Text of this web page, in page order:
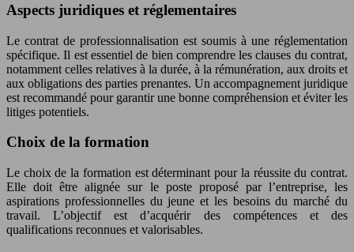
Aspects juridiques et réglementaires
Le contrat de professionnalisation est soumis à une réglementation
spécifique. Il est essentiel de bien comprendre les clauses du contrat,
notamment celles relatives à la durée, à la rémunération, aux droits et
aux obligations des parties prenantes. Un accompagnement juridique
est recommandé pour garantir une bonne compréhension et éviter les
litiges potentiels.
Choix de la formation
Le choix de la formation est déterminant pour la réussite du contrat.
Elle doit être alignée sur le poste proposé par l’entreprise, les
aspirations professionnelles du jeune et les besoins du marché du
travail. L’objectif est d’acquérir des compétences et des
qualifications reconnues et valorisables.